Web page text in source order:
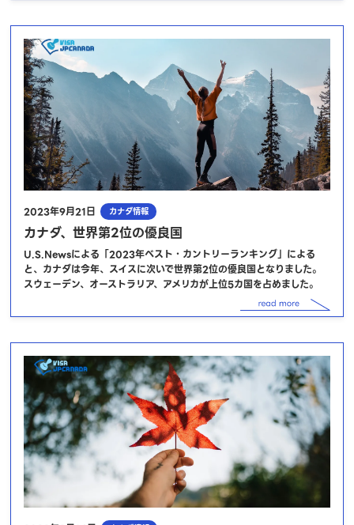
2023年9月21日 カナダ情報
カナダ、世界第2位の優良国
U.S.Newsによる「2023年ベスト・カントリーランキング」による
と、カナダは今年、スイスに次いで世界第2位の優良国となりました。
スウェーデン、オーストラリア、アメリカが上位5カ国を占めました。